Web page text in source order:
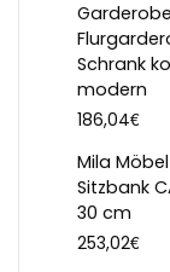
Schrank
modern
186,04€
Mila
Sitzbank
30 cm
253,02€